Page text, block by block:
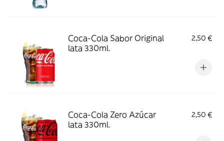
Coca-Cola Sabor Original
lata 330ml.
2,50 €
Coca-Cola Zero Azúcar
lata 330ml.
2,50 €